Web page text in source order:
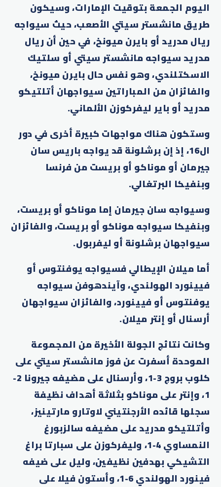
اليوم الجمعة بتوقيت الإمارات، وسيكون
طريق مانشستر سيتي الأصعب، حيث سيواجه
ريال مدريد أو بايرن ميونخ، في حين أن ريال
مدريد سيواجه مانشستر سيتي أو سلتيك
الاسكتلندي، وهو نفس حال بايرن ميونخ،
والفائزان من المباراتين سيواجهان أتلتيكو
مدريد أو باير ليفركوزن الألماني.
وستكون هناك مواجهات كبيرة أخرى في دور
ال16، إذ إن برشلونة قد يواجه باريس سان
جيرمان أو موناكو أو بريست من فرنسا
وبنفيكا البرتغالي.
وسيواجه سان جيرمان إما موناكو أو بريست،
وبنفيكا سيواجه موناكو أو بريست، والفائزان
سيواجهان برشلونة أو ليفربول.
أما ميلان الإيطالي فسيواجه يوفنتوس أو
فيينورد الهولندي، وآيندهوفن سيواجه
يوفنتوس أو فيينورد، والفائزان سيواجهان
أرسنال أو إنتر ميلان.
وكانت نتائج الجولة الأخيرة من المجموعة
الموحدة أسفرت عن فوز مانشستر سيتي على
كلوب بروج 3-1، وأرسنال على مضيفه جيرونا 2-
1، وإنتر على موناكو بثلاثة أهداف نظيفة
سجلها قائده الأرجنتيني لاوتارو مارتينيز،
وأتلتيكو مدريد على مضيفه سالزبورغ
النمساوي 4-1، وليفركوزن على سبارتا براغ
التشيكي بهدفين نظيفين، وليل على ضيفه
فينورد الهولندي 6-1، وأستون فيلا على